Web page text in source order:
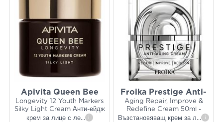
Apivita Queen Bee
Longevity 12 Youth Markers
Silky Light Cream Анти-ейдж
крем за лице с ле... i
Froika Prestige Anti-
Aging Repair, Improve &
Redefine Cream 50ml -
Възстановяващ крем за л... i